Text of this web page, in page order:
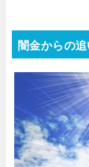
闇金からの